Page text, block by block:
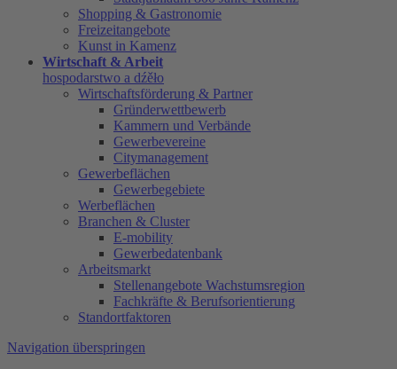
Shopping & Gastronomie
Freizeitangebote
Kunst in Kamenz
Wirtschaft & Arbeit
hospodarstwo a dźěło
Wirtschaftsförderung & Partner
Gründerwettbewerb
Kammern und Verbände
Gewerbevereine
Citymanagement
Gewerbeflächen
Gewerbegebiete
Werbeflächen
Branchen & Cluster
E-mobility
Gewerbedatenbank
Arbeitsmarkt
Stellenangebote Wachstumsregion
Fachkräfte & Berufsorientierung
Standortfaktoren
Navigation überspringen